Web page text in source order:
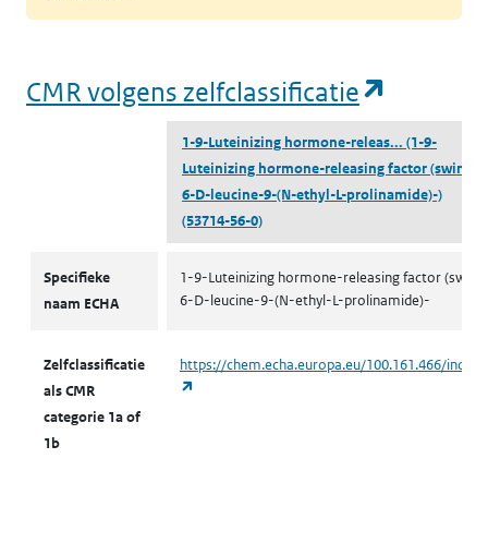
CMR volgens zelfclassificatie
1-9-Luteinizing hormone-releas... (1-9-
Luteinizing hormone-releasing factor (swine),
6-D-leucine-9-(N-ethyl-L-prolinamide)-)
(53714-56-0)
Specifieke
naam ECHA
1-9-Luteinizing hormone-releasing factor
6-D-leucine-9-(N-ethyl-L-prolinamide)-
Zelfclassificatie
als CMR
categorie 1a of
1b
https://chem.echa.europa.eu/100.161.466/